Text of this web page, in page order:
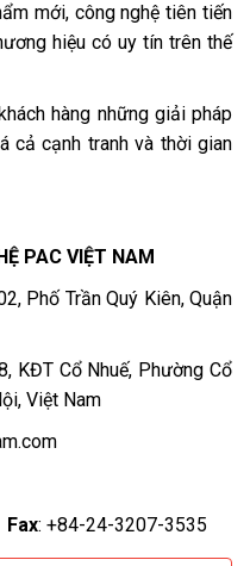
mới, công nghệ tiên tiến
hiệu có uy tín trên thế
hàng những giải pháp
cả cạnh tranh và thời gian
PAC VIỆT NAM
Phố Trần Quý Kiên, Quận
KĐT Cổ Nhuế, Phường Cổ
Việt Nam
Fax: +84-24-3207-3535